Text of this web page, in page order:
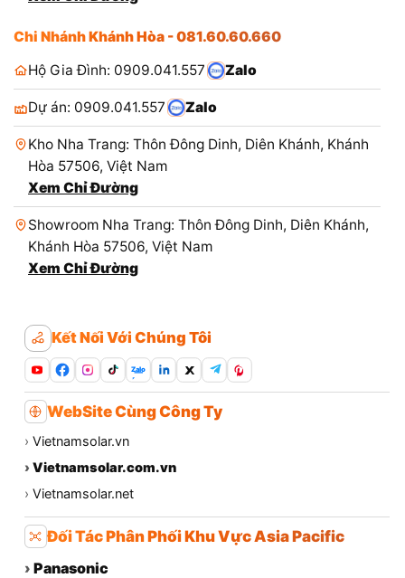
Chi Nhánh Khánh Hòa - 081.60.60.660
Hộ Gia Đình: 0909.041.557
Zalo
Dự án: 0909.041.557 Zalo
Kho Nha Trang: Thôn Đông Dinh, Diên Khánh, Khánh
Hòa 57506, Việt Nam
Xem Chỉ Đường
Showroom Nha Trang: Thôn Đông Dinh, Diên Khánh,
Khánh Hòa 57506, Việt Nam
Xem Chỉ Đường
Kết Nối Với Chúng Tôi
Zalo
WebSite Cùng Công Ty
› Vietnamsolar.vn
› Vietnamsolar.com.vn
› Vietnamsolar.net
Đối Tác Phân Phối Khu Vực Asia Pacific
› Panasonic